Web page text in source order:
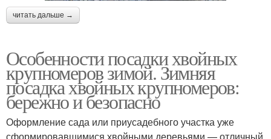
читать дальше →
Особенности посадки хвойных
крупномеров зимой. Зимняя
посадка хвойных крупномеров:
бережно и безопасно
Оформление сада или приусадебного участка уже
сформировавшимися хвойными деревьями — отличный